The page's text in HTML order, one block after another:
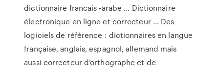
dictionnaire francais -arabe ... Dictionnaire
électronique en ligne et correcteur ... Des
logiciels de référence : dictionnaires en langue
française, anglais, espagnol, allemand mais
aussi correcteur d’orthographe et de